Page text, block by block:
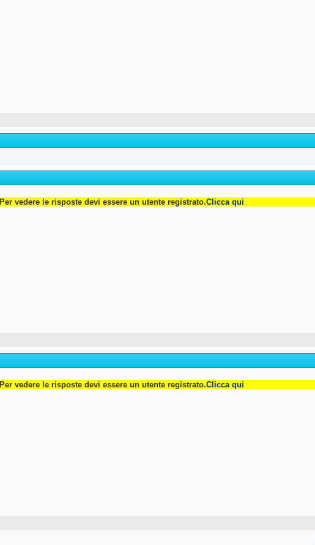
Per vedere le risposte devi essere un utente registrato.Clicca qui
Per vedere le risposte devi essere un utente registrato.Clicca qui